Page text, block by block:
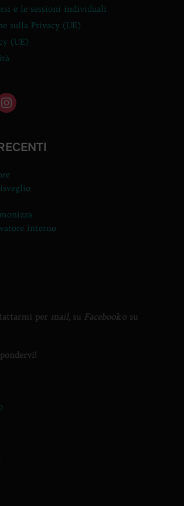
e le sessioni individuali
sulla Privacy (UE)
(UE)
interno
per mail, su Facebooko su